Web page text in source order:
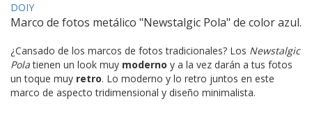
DOIY
Marco de fotos metálico "Newstalgic Pola" de color azul.
¿Cansado de los marcos de fotos tradicionales? Los Newstalgic
Polatienen un look muy moderno y a la vez darán a tus fotos
un toque muy retro. Lo moderno y lo retro juntos en este
marco de aspecto tridimensional y diseño minimalista.